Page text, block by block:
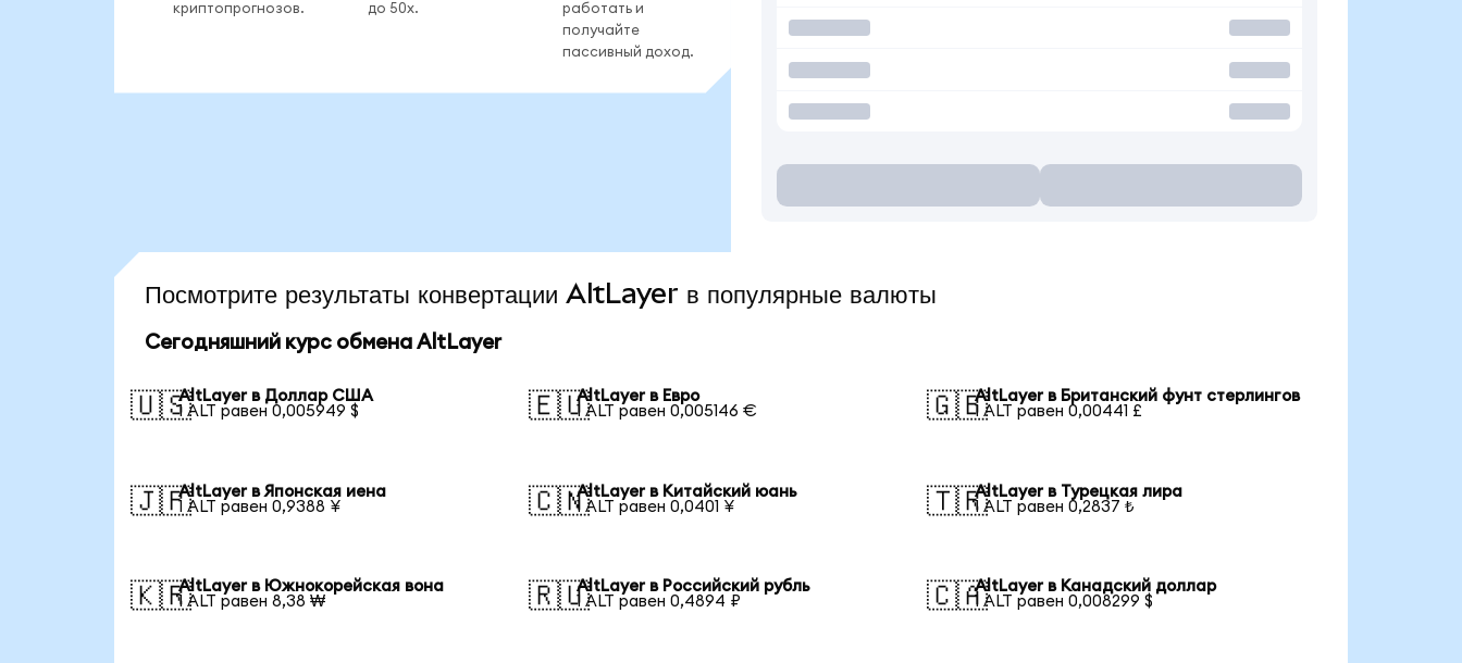
криптопрогнозов.
до 50x.
работать и
получайте
пассивный доход.
Посмотрите результаты конвертации AltLayer в популярные валюты
Сегодняшний курс обмена AltLayer
🇺🇸AltLayer в Доллар США
1 ALT равен 0,005949 $
🇪🇺AltLayer в Евро
1 ALT равен 0,005146 €
🇬🇧AltLayer в Британский фунт стерлингов
1 ALT равен 0,00441 £
🇯🇵AltLayer в Японская иена
1 ALT равен 0,9388 ¥
🇨🇳AltLayer в Китайский юань
1 ALT равен 0,0401 ¥
🇹🇷AltLayer в Турецкая лира
1 ALT равен 0,2837 ₺
🇰🇷AltLayer в Южнокорейская вона
1 ALT равен 8,38 ₩
🇷🇺AltLayer в Российский рубль
1 ALT равен 0,4894 ₽
🇨🇦AltLayer в Канадский доллар
1 ALT равен 0,008299 $